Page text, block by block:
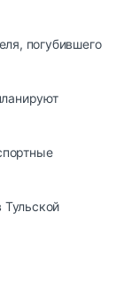
погубившего
Тульской